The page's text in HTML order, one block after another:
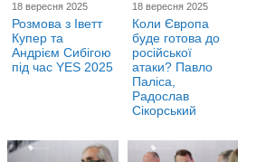
18 вересня 2025
Розмова з Іветт
Купер та
Андрієм Сибігою
під час YES 2025
18 вересня 2025
Коли Європа
буде готова до
російської
атаки? Павло
Паліса,
Радослав
Сікорський